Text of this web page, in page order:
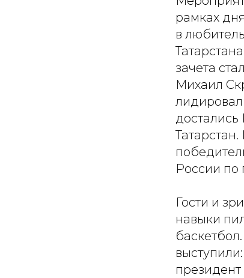
рамках
в
зачета
Михаил
России по
Гости и
навыки